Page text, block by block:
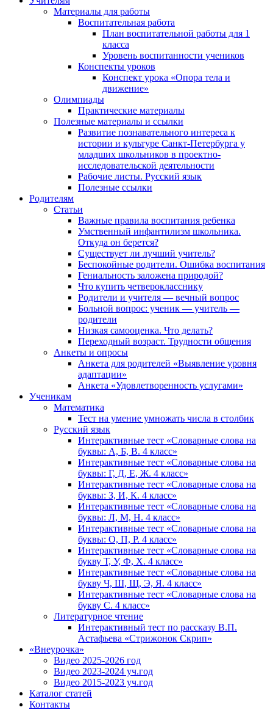
Материалы для работы
Воспитательная работа
План воспитательной работы для 1
класса
Уровень воспитанности учеников
Конспекты уроков
Конспект урока «Опора тела и
движение»
Олимпиады
Практические материалы
Полезные материалы и ссылки
Развитие познавательного интереса к
истории и культуре Санкт-Петербурга у
младших школьников в проектно-
исследовательской деятельности
Рабочие листы. Русский язык
Полезные ссылки
Родителям
Статьи
Важные правила воспитания ребенка
Умственный инфантилизм школьника.
Откуда он берется?
Существует ли лучший учитель?
Беспокойные родители. Ошибка воспитания
Гениальность заложена природой?
Что купить четверокласснику
Родители и учителя — вечный вопрос
Больной вопрос: ученик — учитель —
родители
Низкая самооценка. Что делать?
Переходный возраст. Трудности общения
Анкеты и опросы
Анкета для родителей «Выявление уровня
адаптации»
Анкета «Удовлетворенность услугами»
Ученикам
Математика
Тест на умение умножать числа в столбик
Русский язык
Интерактивные тест «Словарные слова на
буквы: А, Б, В. 4 класс»
Интерактивные тест «Словарные слова на
буквы: Г, Д, Е, Ж. 4 класс»
Интерактивные тест «Словарные слова на
буквы: З, И, К. 4 класс»
Интерактивные тест «Словарные слова на
буквы: Л, М, Н. 4 класс»
Интерактивные тест «Словарные слова на
буквы: О, П, Р. 4 класс»
Интерактивные тест «Словарные слова на
букву Т, У, Ф, Х. 4 класс»
Интерактивные тест «Словарные слова на
букву Ч, Ш, Щ, Э, Я. 4 класс»
Интерактивные тест «Словарные слова на
букву С. 4 класс»
Литературное чтение
Интерактивный тест по рассказу В.П.
Астафьева «Стрижонок Скрип»
«Внеурочка»
Видео 2025-2026 год
Видео 2023-2024 уч.год
Видео 2015-2023 уч.год
Каталог статей
Контакты